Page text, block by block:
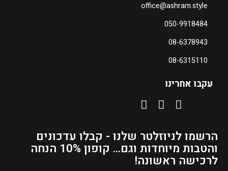
עקבו אחרינו
הרשמו לניוזלטר שלנו - קבלו עדכונים
והטבות מיוחדות וגם... קופון 10% הנחה
לרכישה ראשונה!
office@ashram.style
050-9918484
08-6378943
08-6315110